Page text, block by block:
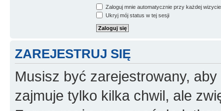
Zaloguj mnie automatycznie przy każdej wizycie
Ukryj mój status w tej sesji
ZAREJESTRUJ SIĘ
Musisz być zarejestrowany,
zajmuje tylko kilka chwil, ale